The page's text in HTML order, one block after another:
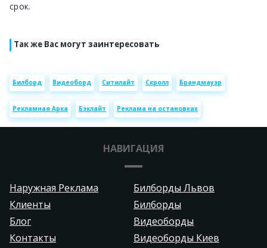
срок.
Так же Вас могут заинтересовать
Билборд Видеоборд Ситилайт Скролл Брандмауэр
Рекламная Арка Бэклайт Реклама на остановках
НАВИГАЦИЯ
Наружная Реклама
Билборды Львов
Клиенты
Билборды
Блог
Видеоборды
Контакты
Видеоборды Киев